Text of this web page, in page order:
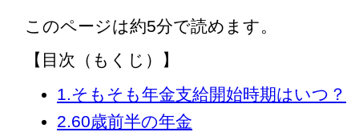
このページは約5分で読めます。
【目次（もくじ）】
1.そもそも年金支給開始時期はいつ？
2.60歳前半の年金